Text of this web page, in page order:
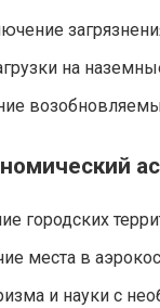
на
городских
места в
и науки с